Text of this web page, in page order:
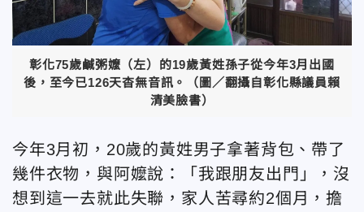
彰化75歲鹹粥嬤（左）的19歲黃姓孫子從今年3月出國
後，至今已126天杳無音訊。（圖／翻攝自彰化縣議員賴
清美臉書）
今年3月初，20歲的黃姓男子拿著背包、帶了
幾件衣物，與阿嬤說：「我跟朋友出門」，沒
想到這一去就此失聯，家人苦尋約2個月，擔